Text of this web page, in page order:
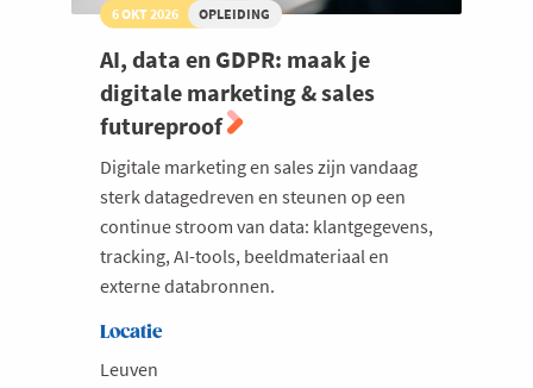
6 OKT 2026 OPLEIDING
AI, data en GDPR: maak je
digitale marketing & sales
futureproof
Digitale marketing en sales zijn vandaag
sterk datagedreven en steunen op een
continue stroom van data: klantgegevens,
tracking, AI-tools, beeldmateriaal en
externe databronnen.
Locatie
Leuven